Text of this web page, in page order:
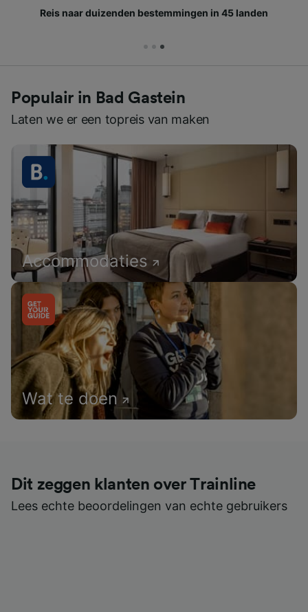
Reis naar duizenden bestemmingen in 45 landen
Populair in Bad Gastein
Laten we er een topreis van maken
Accommodaties
Wat te doen
Dit zeggen klanten over Trainline
Lees echte beoordelingen van echte gebruikers